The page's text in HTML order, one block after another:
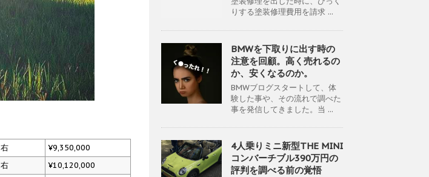
右
¥9,350,000
右
¥10,120,000
りする塗装修理費用を請求 ...
BMWを下取りに出す時の
注意を回顧。高く売れるの
か、安くなるのか。
BMWブログスタートして、体
験した事や、その流れで調べた
事を発信してきました。当 ...
4人乗りミニ新型THE MINI
コンバーチブル390万円の
評判を調べる前の覚悟